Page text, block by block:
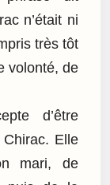
n’était ni
très tôt
volonté, de
d’être
Chirac. Elle
mari, de